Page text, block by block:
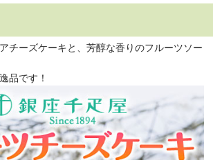
チーズケーキと、芳醇な香りのフルーツソー
品です！